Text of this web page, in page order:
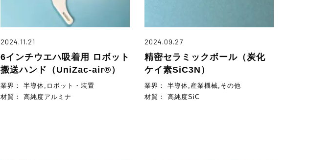
2024.11.21
6インチウエハ吸着用 ロボット
搬送ハンド（UniZac-air®）
業界： 半導体,ロボット・装置
材質： 高純度アルミナ
2024.09.27
精密セラミックボール（炭化
ケイ素SiC3N）
業界： 半導体,産業機械,その他
材質： 高純度SiC